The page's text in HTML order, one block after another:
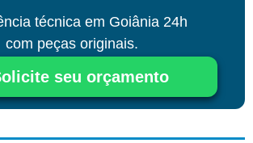
técnica em Goiânia24h
com peças originais.
seu orçamento